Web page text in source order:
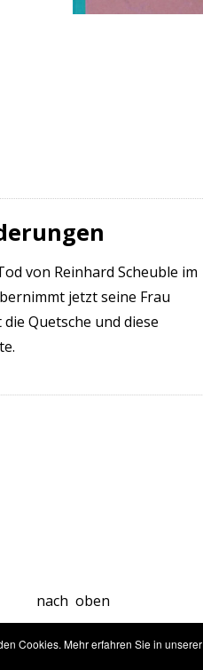
von Reinhard Scheuble im
jetzt seine Frau
Quetsche und diese
nach oben
Cookies. Mehr erfahren Sie in unserer